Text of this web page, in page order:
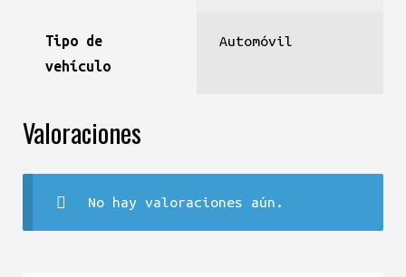
Tipo de
vehículo
Automóvil
Valoraciones
No hay valoraciones aún.